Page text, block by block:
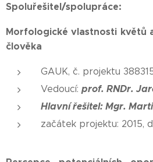
Spoluřešitel/spolupráce:
Morfologické vlastnosti květů
člověka
GAUK, č. projektu
Vedoucí: prof. RNDr.
Hlavní řešitel: Mgr.
začátek projektu: 2015,